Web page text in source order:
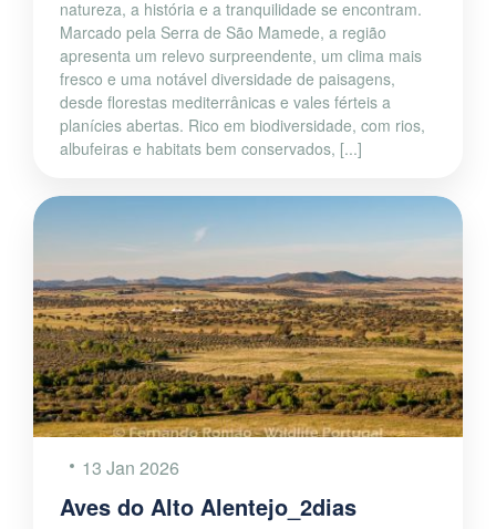
natureza, a história e a tranquilidade se encontram.
Marcado pela Serra de São Mamede, a região
apresenta um relevo surpreendente, um clima mais
fresco e uma notável diversidade de paisagens,
desde florestas mediterrânicas e vales férteis a
planícies abertas. Rico em biodiversidade, com rios,
albufeiras e habitats bem conservados, [...]
13 Jan 2026
Aves do Alto Alentejo_2dias